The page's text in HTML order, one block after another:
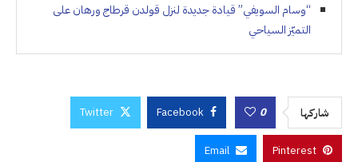
“وسام السويفي” قيادة جديدة لنزل قولدن قرطاج ورهان على
التميّز السياحي
شاركها 0
Facebook
Twitter
Pinterest
Email